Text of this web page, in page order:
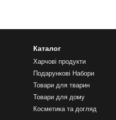
Каталог
Харчові продукти
Подарункові Набори
Товари для тварин
Товари для дому
Косметика та догляд